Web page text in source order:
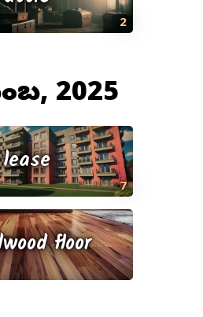
2
2025
7
lease
floor